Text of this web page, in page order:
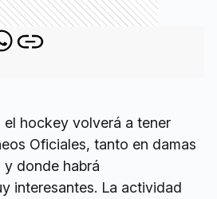
el hockey volverá a tener
Oficiales, tanto en damas
donde habrá
interesantes. La actividad